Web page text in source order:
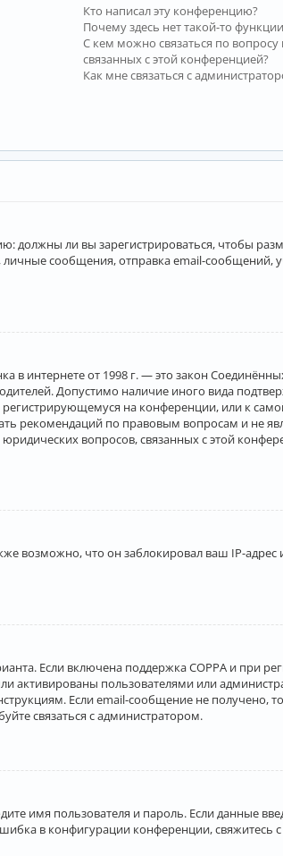
Кто написал эту конференцию?
Почему здесь нет такой-то
С кем можно связаться по
связанных с этой конференцией?
Как мне связаться с
должны ли вы зарегистрироваться, чтобы
сообщения, отправка email-сообщений,
в интернете от 1998 г. — это закон
Допустимо наличие иного вида
на конференции, или к
рекомендаций по правовым вопросам и не
вопросов, связанных с этой
возможно, что он заблокировал ваш IP-
Если включена поддержка COPPA и при
активированы пользователями или
Если email-сообщение не получено,
связаться с администратором.
имя пользователя и пароль. Если данные
в конфигурации конференции, свяжитесь